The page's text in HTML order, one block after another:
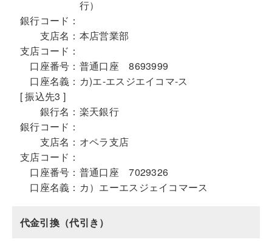
行）
銀行コード：
支店名： 本店営業部
支店コード：
口座番号： 普通口座 8693999
口座名義： カ)エ-エスジエイコマ-ス
[ 振込先3 ]
銀行名： 楽天銀行
銀行コード：
支店名： オペラ支店
支店コード：
口座番号： 普通口座 7029326
口座名義： カ）エーエスジェイコマース
代金引換（代引き）